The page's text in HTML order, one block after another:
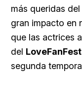
más queridas
gran impacto en
que las actrices
del
segunda